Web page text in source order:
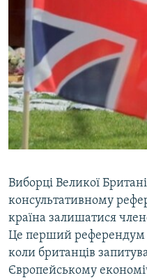
пошуку
ІНТЕРВ'Ю
ВСЕ ЗА ДЕНЬ
СПЕЦПРОЕКТИ
ДЕПОРТАЦІЯ
ВІДЕОУРОКИ «ELIFBE»
СВІДЧЕННЯ ОКУПАЦІЇ
ІНФОГРАФІКА
ЯК ОБІЙТИ БЛОКУВАННЯ
Русский
Qırımtatar
ДОЛУЧАЙСЯ!
Усі сайти RFE/RL
Виборці Великої
консультативному
країна залишатися
Це перший референдум
коли британців
Європейському